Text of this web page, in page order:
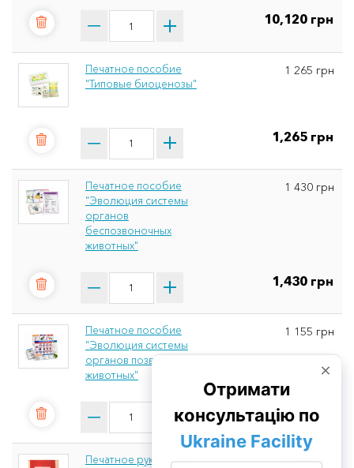
10,120 грн
Печатное пособие
"Типовые биоценозы"
1 265 грн
1,265 грн
Печатное пособие
"Эволюция системы
органов
беспозвоночных
животных"
1 430 грн
1,430 грн
Печатное пособие
"Эволюция системы
органов позвоночных
животных"
1 155 грн
1,155 грн
Печатное руководство 1 265 грн